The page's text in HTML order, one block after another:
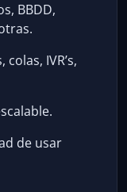
BBDD,
IVR’s,
de usar